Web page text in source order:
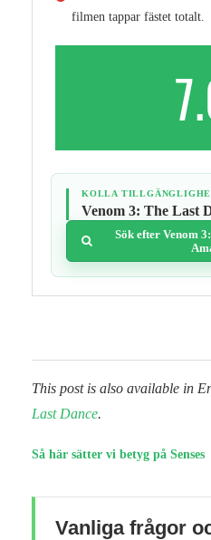
filmen tappar fästet totalt.
KOLLA
Venom 3: The Last
Sök efter Venom
This post is also available in
Last Dance.
Så här sätter vi betyg på Senses
Vanliga frågor